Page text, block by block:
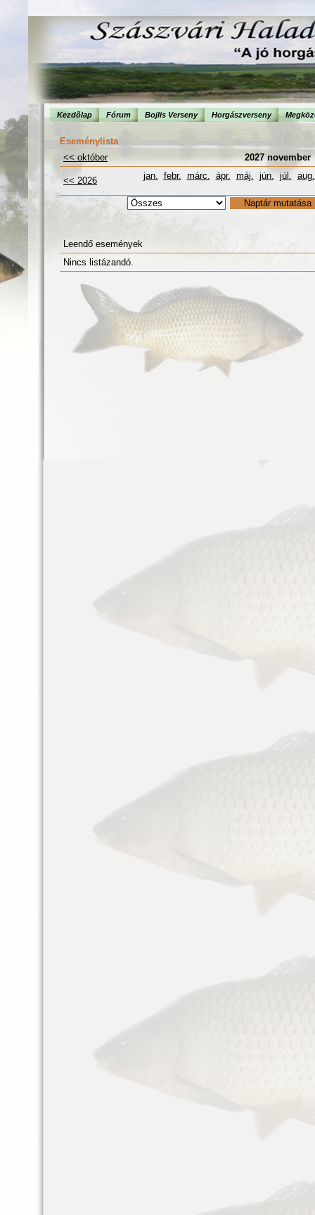
Kezdõlap Fórum Bojlis Verseny Horgászverseny
Eseménylista
<< október
2027 november
<< 2026 jan. febr. márc. ápr. máj. jún. júl. aug.
Leendő események
Nincs listázandó.